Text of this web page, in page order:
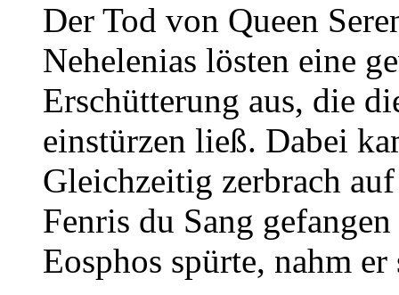
Der Tod von Queen
Nehelenias lösten eine
Erschütterung aus, die
einstürzen ließ. Dabei
Gleichzeitig zerbrach
Fenris du Sang
Eosphos spürte, nahm